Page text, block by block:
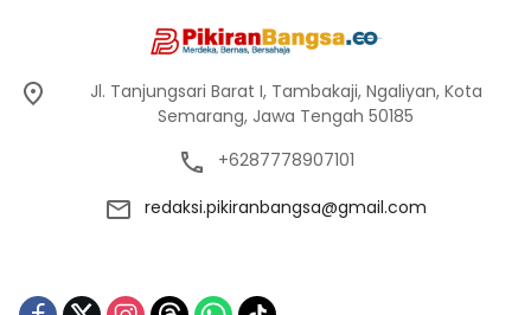
Jl. Tanjungsari Barat I, Tambakaji, Ngaliyan, Kota
Semarang, Jawa Tengah 50185
+6287778907101
redaksi.pikiranbangsa@gmail.com